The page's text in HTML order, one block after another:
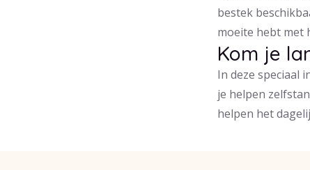
bestek
moeite hebt met
Kom je
In deze speciaal
je helpen
helpen het